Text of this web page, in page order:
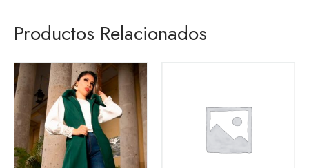
Productos Relacionados